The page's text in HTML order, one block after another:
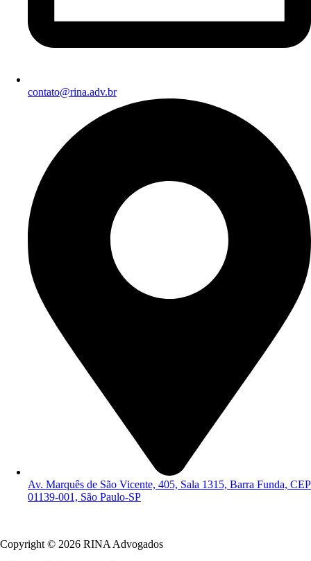
contato@rina.adv.br
Av. Marquês de São Vicente, 405, Sala 1315, Barra Funda, CEP
01139-001, São Paulo-SP
Copyright © 2026 RINA Advogados